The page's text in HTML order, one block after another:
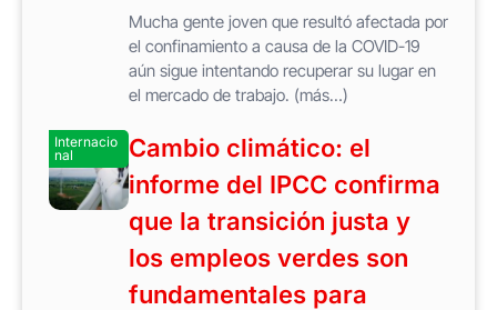
Mucha gente joven que resultó afectada por
el confinamiento a causa de la COVID-19
aún sigue intentando recuperar su lugar en
el mercado de trabajo. (más…)
Internacio
nal
Cambio climático: el
informe del IPCC confirma
que la transición justa y
los empleos verdes son
fundamentales para